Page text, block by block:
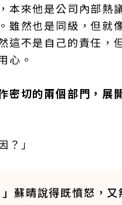
本來他是公司內部熱
雖然也是同級，但就
這不是自己的責任，
心。
密切的兩個部門，展
？」
」蘇晴說得既憤怒，